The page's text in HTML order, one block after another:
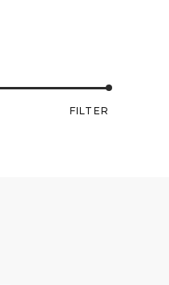
FILTER